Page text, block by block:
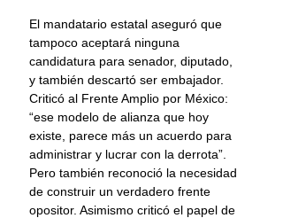
El mandatario estatal aseguró que
tampoco aceptará ninguna
candidatura para senador, diputado,
y también descartó ser embajador.
Criticó al Frente Amplio por México:
“ese modelo de alianza que hoy
existe, parece más un acuerdo para
administrar y lucrar con la derrota”.
Pero también reconoció la necesidad
de construir un verdadero frente
opositor. Asimismo criticó el papel de